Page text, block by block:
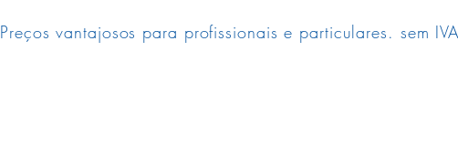
Preços vantajosos para profissionais e particulares. sem